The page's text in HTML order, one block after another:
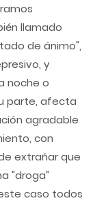
llamado
de ánimo",
y
noche o
parte, afecta
agradable
con
extrañar que
"droga"
caso todos